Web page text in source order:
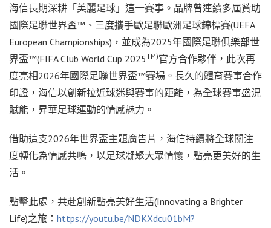
海信長期深耕「美麗足球」這一賽事。品牌曾連續多屆贊助
國際足聯世界盃™、三度攜手歐足聯歐洲足球錦標賽(UEFA
European Championships)，並成為2025年國際足聯俱樂部世
界盃™(FIFA Club World Cup 2025TM)官方合作夥伴，此次再
度亮相2026年國際足聯世界盃™賽場。長久的體育賽事合作
印證，海信以創新拉近球迷與賽事的距離，為全球賽事盛況
賦能，昇華足球運動的情感魅力。
借助這支2026年世界盃主題廣告片，海信持續將全球關注
度轉化為情感共鳴，以足球凝聚大眾情懷，點亮更美好的生
活。
點擊此處，共赴創新點亮美好生活(Innovating a Brighter
Life)之旅： https://youtu.be/NDKXdcu01bM?